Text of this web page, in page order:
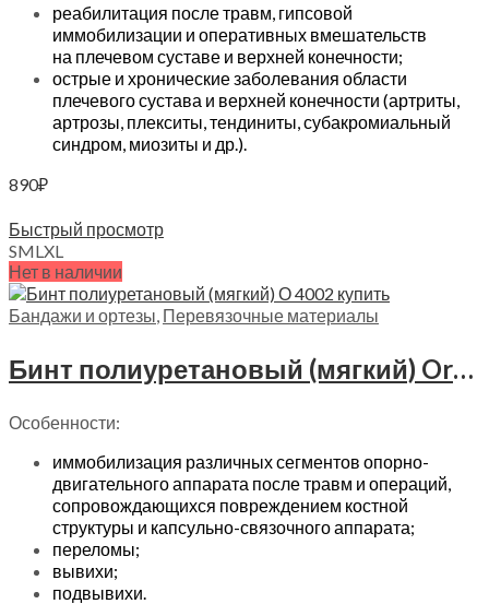
реабилитация после травм, гипсовой
иммобилизации и оперативных вмешательств
на плечевом суставе и верхней конечности;
острые и хронические заболевания области
плечевого сустава и верхней конечности (артриты,
артрозы, плекситы, тендиниты, субакромиальный
синдром, миозиты и др.).
890₽
Быстрый просмотр
SMLXL
Нет в наличии
Бандажи и ортезы, Перевязочные материалы
Бинт полиуретановый (мягкий) Orthoforma, О 4002
Особенности:
иммобилизация различных сегментов опорно-
двигательного аппарата после травм и операций,
сопровождающихся повреждением костной
структуры и капсульно-связочного аппарата;
переломы;
вывихи;
подвывихи.